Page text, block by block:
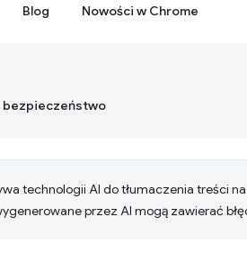
Blog Nowości w Chrome
bezpieczeństwo
technologii AI do tłumaczenia treści na
przez AI mogą zawierać